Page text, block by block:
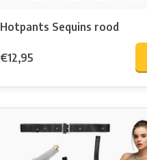
Hotpants Sequins rood
€12,95